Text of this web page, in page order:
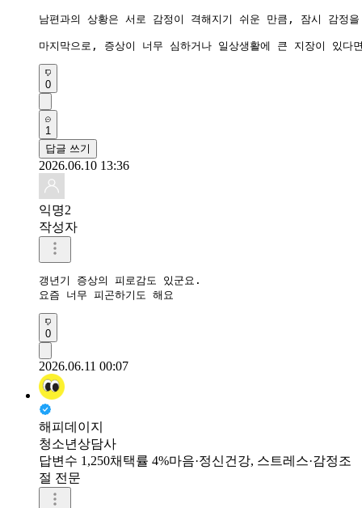
남편과의 상황은 서로 감정이 격해지기 쉬운 만큼, 잠시 감정
마지막으로, 증상이 너무 심하거나 일상생활에 큰 지장이 있
0
1
답글 쓰기
2026.06.10 13:36
익명2
작성자
갱년기 증상의 피로감도 있군요.
요즘 너무 피곤하기도 해요
0
2026.06.11 00:07
해피데이지
청소년상담사
답변수 1,250채택률 4%마음·정신건강, 스트레스·감정조
절 전문